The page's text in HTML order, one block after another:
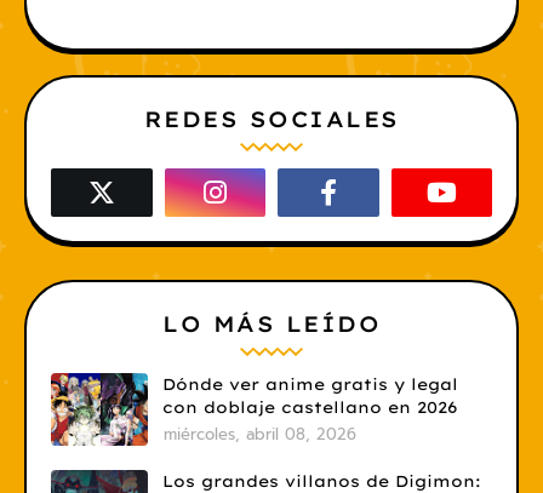
REDES SOCIALES
LO MÁS LEÍDO
Dónde ver anime gratis y legal
con doblaje castellano en 2026
miércoles, abril 08, 2026
Los grandes villanos de Digimon: